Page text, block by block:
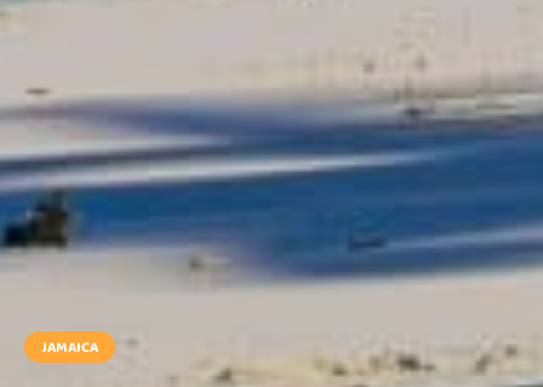
JAMAICA